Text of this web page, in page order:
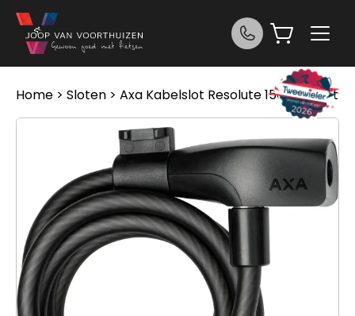
Ga naar de inhoud
Home > Sloten > Axa Kabelslot Resolute 150/8 Zwart